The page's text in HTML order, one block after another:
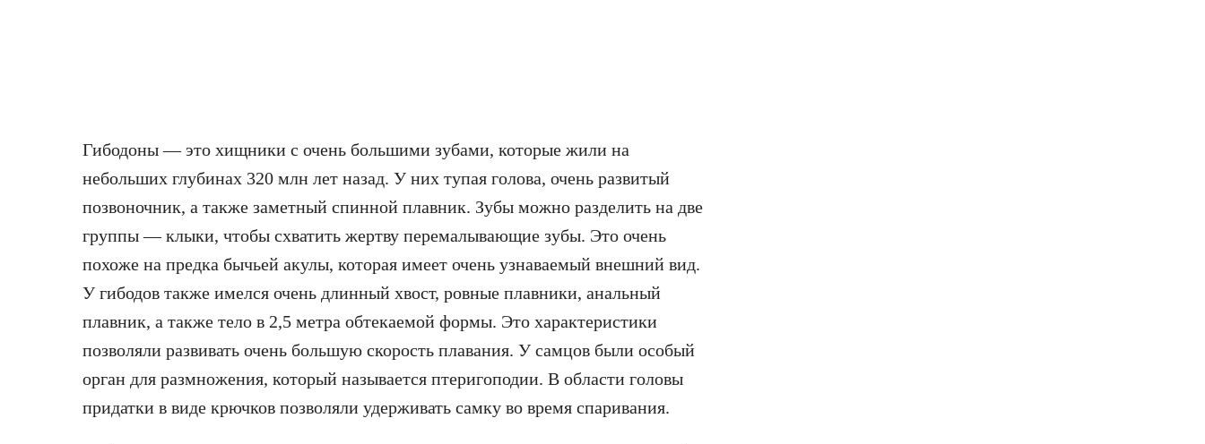
Гибодоны — это хищники с очень большими зубами, которые жили на
небольших глубинах 320 млн лет назад. У них тупая голова, очень развитый
позвоночник, а также заметный спинной плавник. Зубы можно разделить на две
группы — клыки, чтобы схватить жертву перемалывающие зубы. Это очень
похоже на предка бычьей акулы, которая имеет очень узнаваемый внешний вид.
У гибодов также имелся очень длинный хвост, ровные плавники, анальный
плавник, а также тело в 2,5 метра обтекаемой формы. Это характеристики
позволяли развивать очень большую скорость плавания. У самцов были особый
орган для размножения, который называется птеригоподии. В области головы
придатки в виде крючков позволяли удерживать самку во время спаривания.